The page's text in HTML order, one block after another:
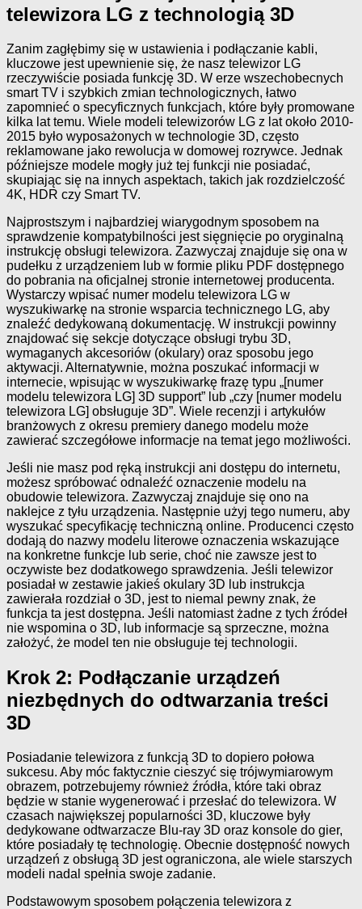
telewizora LG z technologią 3D
Zanim zagłębimy się w ustawienia i podłączanie kabli,
kluczowe jest upewnienie się, że nasz telewizor LG
rzeczywiście posiada funkcję 3D. W erze wszechobecnych
smart TV i szybkich zmian technologicznych, łatwo
zapomnieć o specyficznych funkcjach, które były promowane
kilka lat temu. Wiele modeli telewizorów LG z lat około 2010-
2015 było wyposażonych w technologie 3D, często
reklamowane jako rewolucja w domowej rozrywce. Jednak
późniejsze modele mogły już tej funkcji nie posiadać,
skupiając się na innych aspektach, takich jak rozdzielczość
4K, HDR czy Smart TV.
Najprostszym i najbardziej wiarygodnym sposobem na
sprawdzenie kompatybilności jest sięgnięcie po oryginalną
instrukcję obsługi telewizora. Zazwyczaj znajduje się ona w
pudełku z urządzeniem lub w formie pliku PDF dostępnego
do pobrania na oficjalnej stronie internetowej producenta.
Wystarczy wpisać numer modelu telewizora LG w
wyszukiwarkę na stronie wsparcia technicznego LG, aby
znaleźć dedykowaną dokumentację. W instrukcji powinny
znajdować się sekcje dotyczące obsługi trybu 3D,
wymaganych akcesoriów (okulary) oraz sposobu jego
aktywacji. Alternatywnie, można poszukać informacji w
internecie, wpisując w wyszukiwarkę frazę typu „[numer
modelu telewizora LG] 3D support” lub „czy [numer modelu
telewizora LG] obsługuje 3D”. Wiele recenzji i artykułów
branżowych z okresu premiery danego modelu może
zawierać szczegółowe informacje na temat jego możliwości.
Jeśli nie masz pod ręką instrukcji ani dostępu do internetu,
możesz spróbować odnaleźć oznaczenie modelu na
obudowie telewizora. Zazwyczaj znajduje się ono na
naklejce z tyłu urządzenia. Następnie użyj tego numeru, aby
wyszukać specyfikację techniczną online. Producenci często
dodają do nazwy modelu literowe oznaczenia wskazujące
na konkretne funkcje lub serie, choć nie zawsze jest to
oczywiste bez dodatkowego sprawdzenia. Jeśli telewizor
posiadał w zestawie jakieś okulary 3D lub instrukcja
zawierała rozdział o 3D, jest to niemal pewny znak, że
funkcja ta jest dostępna. Jeśli natomiast żadne z tych źródeł
nie wspomina o 3D, lub informacje są sprzeczne, można
założyć, że model ten nie obsługuje tej technologii.
Krok 2: Podłączanie urządzeń
niezbędnych do odtwarzania treści
3D
Posiadanie telewizora z funkcją 3D to dopiero połowa
sukcesu. Aby móc faktycznie cieszyć się trójwymiarowym
obrazem, potrzebujemy również źródła, które taki obraz
będzie w stanie wygenerować i przesłać do telewizora. W
czasach największej popularności 3D, kluczowe były
dedykowane odtwarzacze Blu-ray 3D oraz konsole do gier,
które posiadały tę technologię. Obecnie dostępność nowych
urządzeń z obsługą 3D jest ograniczona, ale wiele starszych
modeli nadal spełnia swoje zadanie.
Podstawowym sposobem połączenia telewizora z